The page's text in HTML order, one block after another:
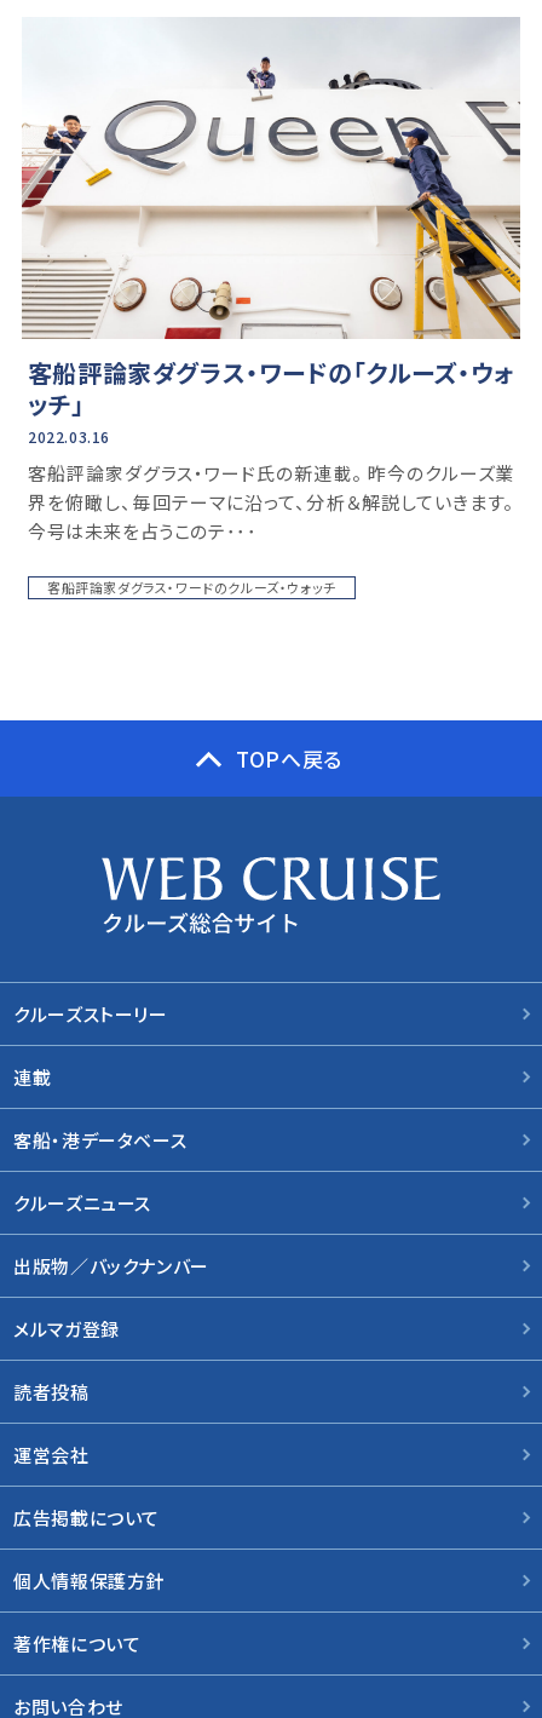
客船評論家ダグラス・ワードの「クルーズ・ウォ
ッチ」
2022.03.16
客船評論家ダグラス・ワード氏の新連載。 昨今のクルーズ業
界を俯瞰し、毎回テーマに沿って、分析＆解説していきます。
今号は未来を占うこのテ･･･
客船評論家ダグラス・ワードのクルーズ・ウォッチ
TOPへ戻る
クルーズストーリー
連載
客船・港データベース
クルーズニュース
出版物／バックナンバー
メルマガ登録
読者投稿
運営会社
広告掲載について
個人情報保護方針
著作権について
お問い合わせ